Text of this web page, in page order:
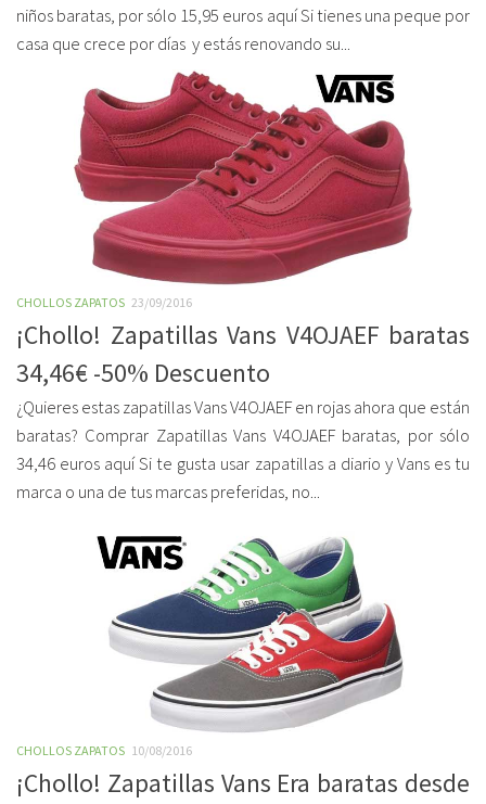
niños baratas, por sólo 15,95 euros aquí Si tienes una peque por
casa que crece por días y estás renovando su...
CHOLLOS ZAPATOS 23/09/2016
¡Chollo! Zapatillas Vans V4OJAEF baratas
34,46€ -50% Descuento
¿Quieres estas zapatillas Vans V4OJAEF en rojas ahora que están
baratas? Comprar Zapatillas Vans V4OJAEF baratas, por sólo
34,46 euros aquí Si te gusta usar zapatillas a diario y Vans es tu
marca o una de tus marcas preferidas, no...
CHOLLOS ZAPATOS 10/08/2016
¡Chollo! Zapatillas Vans Era baratas desde